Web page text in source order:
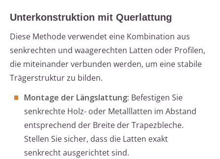
Unterkonstruktion mit Querlattung
Diese Methode verwendet eine Kombination aus
senkrechten und waagerechten Latten oder Profilen,
die miteinander verbunden werden, um eine stabile
Trägerstruktur zu bilden.
Montage der Längslattung: Befestigen Sie
senkrechte Holz- oder Metalllatten im Abstand
entsprechend der Breite der Trapezbleche.
Stellen Sie sicher, dass die Latten exakt
senkrecht ausgerichtet sind.